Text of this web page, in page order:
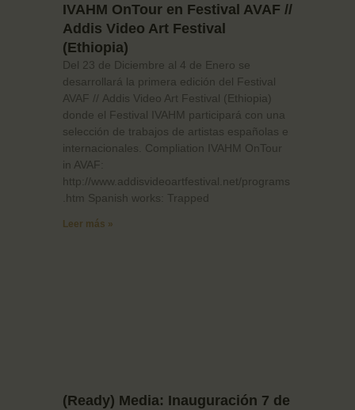
IVAHM OnTour en Festival AVAF //
Addis Video Art Festival
(Ethiopia)
Del 23 de Diciembre al 4 de Enero se
desarrollará la primera edición del Festival
AVAF // Addis Video Art Festival (Ethiopia)
donde el Festival IVAHM participará con una
selección de trabajos de artistas españolas e
internacionales. Compliation IVAHM OnTour
in AVAF:
http://www.addisvideoartfestival.net/programs
.htm Spanish works: Trapped
Leer más »
(Ready) Media: Inauguración 7 de